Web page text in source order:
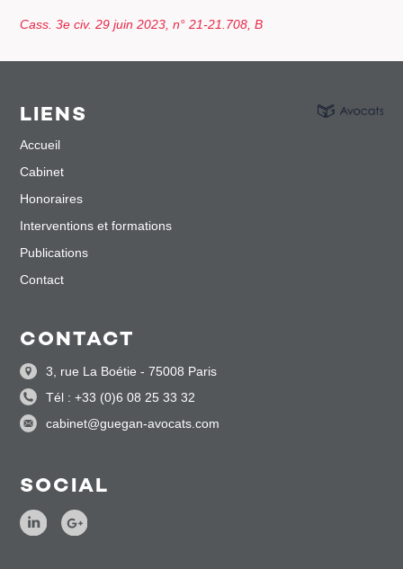
Cass. 3e civ. 29 juin 2023, n° 21-21.708, B
LIENS
Accueil
Cabinet
Honoraires
Interventions et formations
Publications
Contact
CONTACT
3, rue La Boétie - 75008 Paris
Tél : +33 (0)6 08 25 33 32
cabinet@guegan-avocats.com
SOCIAL